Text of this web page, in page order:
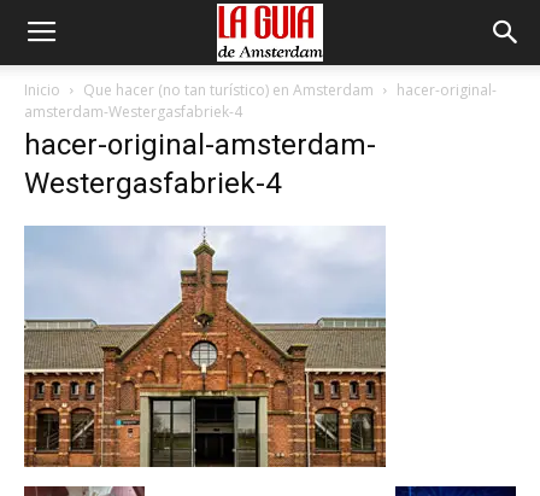
Inicio Que hacer (no tan turístico) en Amsterdam
hacer-original-
amsterdam-Westergasfabriek-4
hacer-original-amsterdam-
Westergasfabriek-4